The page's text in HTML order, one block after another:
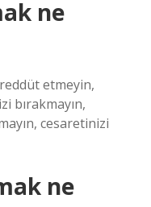
ne
etmeyin,
bırakmayın,
cesaretinizi
ne